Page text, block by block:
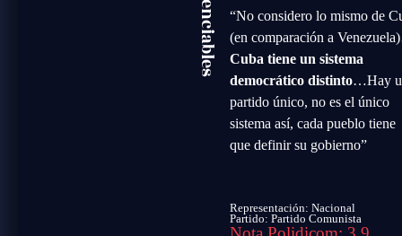
“No considero lo mismo de
(en comparación a
Cuba tiene un sistema
democrático distinto…Hay
partido único, no es el único
sistema así, cada pueblo tiene
que definir su gobierno”
Representación: Nacional
Partido:Partido Comunista